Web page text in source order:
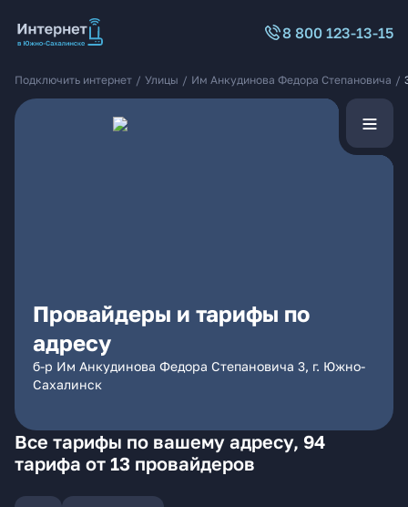
8 800 123-13-15
Подключить интернет / Улицы / Им Анкудинова Федора Степановича /
Провайдеры и тарифы по
адресу
б-р Им Анкудинова Федора Степановича 3, г. Южно-
Сахалинск
Все тарифы по вашему адресу, 94
тарифа от 13 провайдеров